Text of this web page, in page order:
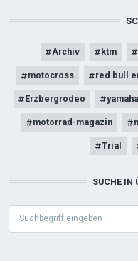
Archiv ktm
motocross red bull
Erzbergrodeo yamaha
motorrad-magazin
Trial
SUCHE IN